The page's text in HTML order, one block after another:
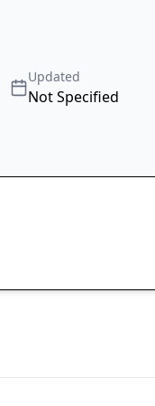
Updated
Not Specified